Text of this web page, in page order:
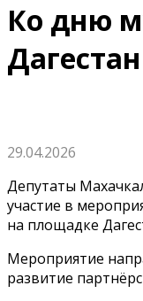
Ко дню
Дагестан
29.04.2026
Депутаты
участие в
на площадке
Мероприятие
развитие